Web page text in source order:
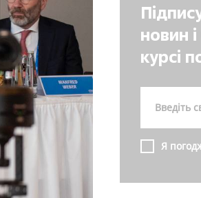
новин
курсі
Я